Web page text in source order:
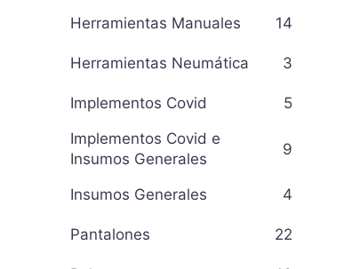
Herramientas Manuales 14
Herramientas Neumática 3
Implementos Covid
5
Implementos Covid e
Insumos Generales
9
Insumos Generales 4
Pantalones 22